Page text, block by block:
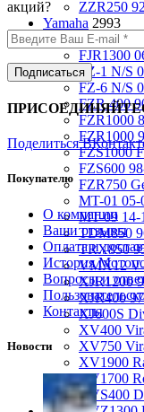
ZZR250
Yamaha 2993
FJ1200 91-
FJR1300
FZ-1 N/S
FZ-6 N/S
FZR 400
FZR1000
FZR1000
FZS1000
FZS600
FZR750
MT-01 05-
MT-09 14-
TDM850
TRX850
VMX12
XJR1200
XJR400
XJ600S
XV400
XV750
XV1900
XV1700
XVS400
акций?
Поделиться
Покупателю
О компании
Ваши отзывы
Оплата и
История
Вопросы и
Контакты
Новости